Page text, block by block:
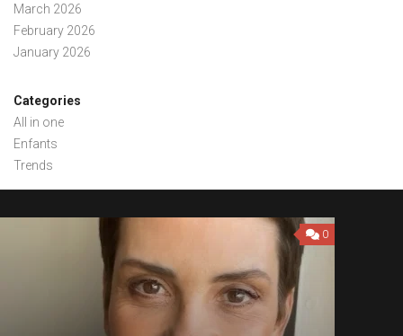
March 2026
February 2026
January 2026
Categories
All in one
Enfants
Trends
0